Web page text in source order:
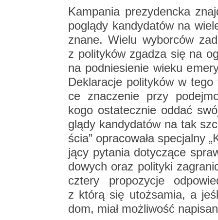
Kam­pa­nia pre­zy­denc­ka
po­glą­dy kan­dy­da­tów na
znane. Wielu wy­bor­ców
z po­li­ty­ków zga­dza się na
na pod­nie­sie­nie wieku
De­kla­ra­cje po­li­ty­ków w
ce zna­cze­nie przy
kogo osta­tecz­nie oddać
glą­dy kan­dy­da­tów na tak
ścia” opra­co­wa­ła spe­cjal­ny
ją­cy py­ta­nia do­ty­czą­ce
do­wych oraz po­li­ty­ki
czte­ry pro­po­zy­cje
z którą się utoż­sa­mia, a
dom, miał moż­li­wość